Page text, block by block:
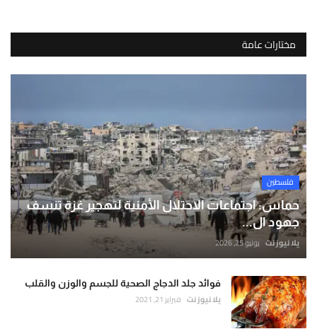
مختارات عامة
فلسطين
حماس: اجتماعات الاحتلال الأمنية لتهجير غزة تنسف
جهود ال...
يلا نيوز نت يونيو 25, 2026
فوائد جلد الدجاج الصحية للجسم والوزن والقلب
يلا نيوز نت فبراير 21, 2021